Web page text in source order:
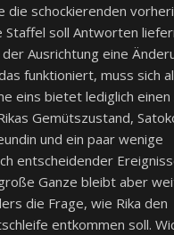
die schockierenden
Staffel soll Antworten
Ausrichtung eine
funktioniert, muss sich
eins bietet lediglich
Gemütszustand,
und ein paar wenige
entscheidender
Ganze bleibt aber
die Frage, wie Rika den
entkommen soll.